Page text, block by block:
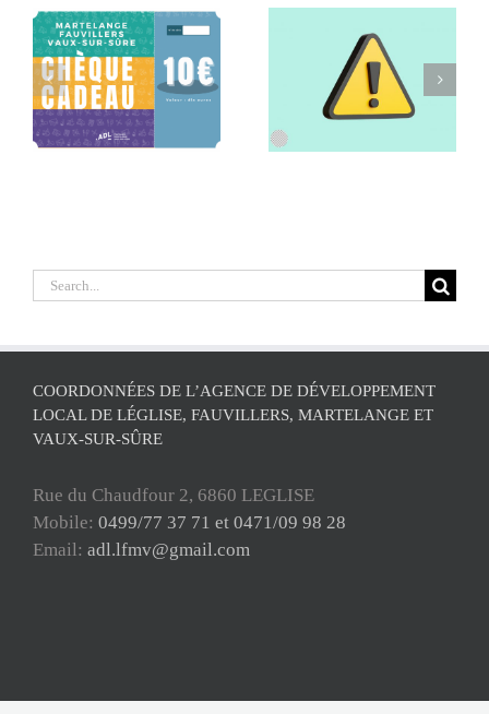
Retrait de la
commune de
Léglise de l’ADL
Séance
d’information
Search
COORDONNÉES DE L’AGENCE DE DÉVELOPPEMENT
LOCAL DE LÉGLISE, FAUVILLERS, MARTELANGE ET
VAUX-SUR-SÛRE
Rue du Chaudfour 2, 6860 LEGLISE
Mobile: 0499/77 37 71 et 0471/09 98 28
Email: adl.lfmv@gmail.com